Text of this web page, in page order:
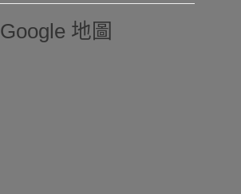
Google 地圖